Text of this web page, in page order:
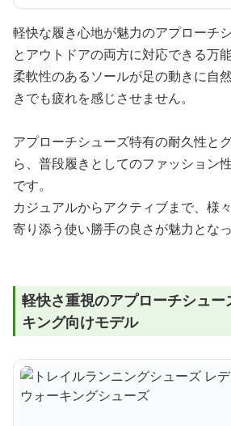
軽快な履き心地が魅力のアプローチ
とアウトドアの両方に対応できる万
柔軟性のあるソールが足の動きに自
きでも疲れを感じさせません。
アプローチシューズ特有の耐久性と
ら、普段履きとしてのファッション
です。
カジュアルからアクティブまで、様
寄り添う使い勝手の良さが魅力となっ
軽快さ重視のアプローチシュ
キング向けモデル